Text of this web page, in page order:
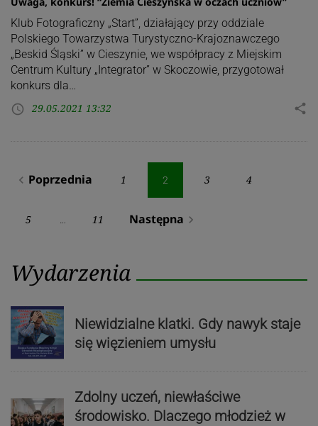
Klub Fotograficzny „Start”, działający przy oddziale
Polskiego Towarzystwa Turystyczno-Krajoznawczego
„Beskid Śląski” w Cieszynie, we współpracy z Miejskim
Centrum Kultury „Integrator” w Skoczowie, przygotował
konkurs dla…
access_time 29.05.2021 13:32 share
Stronicowanie
wpisów
navigate_before Poprzednia 1 2 3 4
5 11 Następna navigate_next
Wydarzenia
Niewidzialne klatki. Gdy nawyk staje
się więzieniem umysłu
Zdolny uczeń, niewłaściwe
środowisko. Dlaczego młodzież w